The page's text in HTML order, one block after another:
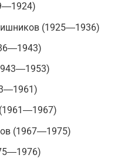
(1925―1936)
(1967―1975)